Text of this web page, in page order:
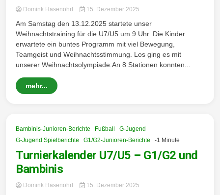
Domink Hasenöhrl 15. Dezember 2025
Am Samstag den 13.12.2025 startete unser
Weihnachtstraining für die U7/U5 um 9 Uhr. Die Kinder
erwartete ein buntes Programm mit viel Bewegung,
Teamgeist und Weihnachtsstimmung. Los ging es mit
unserer Weihnachtsolympiade:An 8 Stationen konnten...
mehr...
Bambinis-Junioren-Berichte Fußball
G-Jugend
G-Jugend Spielberichte
G1/G2-Junioren-Berichte -1 Minute
Turnierkalender U7/U5 – G1/G2 und
Bambinis
Domink Hasenöhrl 15. Dezember 2025